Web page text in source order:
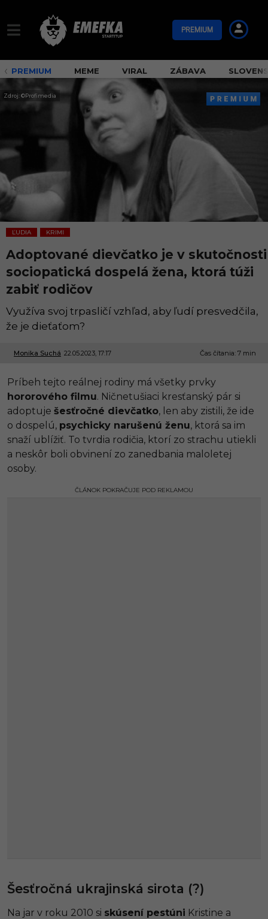
PREMIUM
PREMIUM MEME VIRAL ZÁBAVA
Zdroj: ©Profimedia
ĽUDIA
,
KRIMI
Adoptované dievčatko je v skutočnosti
sociopatická dospelá žena, ktorá túži
zabiť rodičov
Využíva svoj trpasličí vzhľad, aby ľudí presvedčila,
že je dieťaťom?
Monika Suchá 22.05.2023, 17:17
0
0
.
2
2
,
1
Čas čítania: 7 min
Príbeh tejto reálnej rodiny má všetky prvky
hororového filmu. Ničnetušiaci kresťanský pár si
adoptuje šesťročné dievčatko, len aby zistili, že ide
o dospelú, psychicky narušenú ženu, ktorá sa im
snaží ublížiť. To tvrdia rodičia, ktorí zo strachu utiekli
a neskôr boli obvinení zo zanedbania maloletej
osoby.
ČLÁNOK POKRAČUJE POD REKLAMOU
Šesťročná ukrajinská sirota (?)
Na jar v roku 2010 si skúsení pestúni Kristine a